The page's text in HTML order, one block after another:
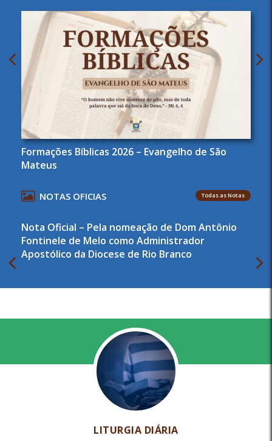
Formações Bíblicas 2026 – Evangelho de São
Mateus
NOTAS OFICIAS Todas as Notas
Nota Oficial – Pela nomeação de Dom Antônio
Fontinele de Melo como Administrador
Apostólico da Diocese de Rio Branco
LITURGIA DIÁRIA